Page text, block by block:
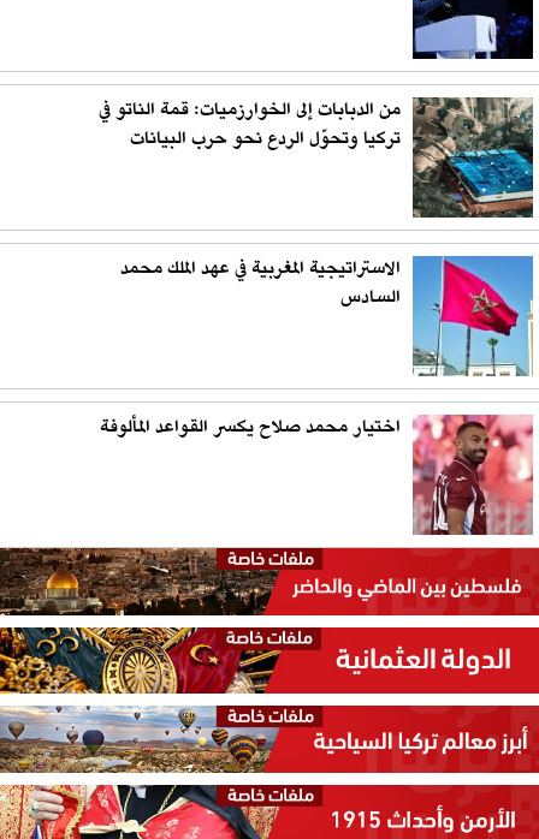
من الدبابات إلى الخوارزميات: قمة الناتو في
تركيا وتحوّل الردع نحو حرب البيانات
الاستراتيجية المغربية في عهد الملك محمد
السادس
اختيار محمد صلاح يكسر القواعد المألوفة